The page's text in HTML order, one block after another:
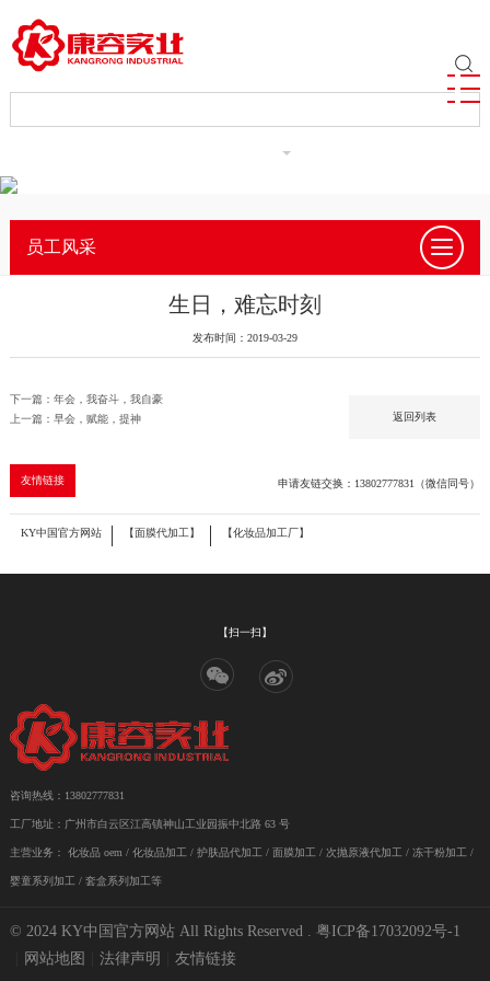
员工风采
生日，难忘时刻
发布时间：2019-03-29
返回列表
下一篇：年会，我奋斗，我自豪
上一篇：早会，赋能，提神
友情链接 申请友链交换：13802777831（微信同号）
KY中国官方网站 【面膜代加工】 【化妆品加工厂】
【扫一扫】
咨询热线：13802777831
工厂地址：广州市白云区江高镇神山工业园振中北路 63 号
主营业务： 化妆品 oem/ 化妆品加工/ 护肤品代加工 / 面膜加工 / 次抛原液代加工 / 冻干粉加工 /
婴童系列加工 / 套盒系列加工等
© 2024 KY中国官方网站 All Rights Reserved . 粤ICP备17032092号-1
网站地图 法律声明 友情链接